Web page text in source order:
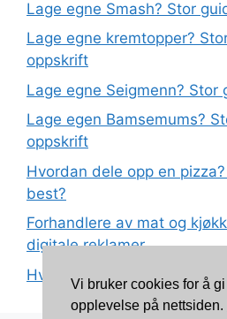
Lage egne Smash? Stor
Lage egne kremtopper?
oppskrift
Lage egne Seigmenn?
Lage egen Bamsemums?
oppskrift
Hvordan dele opp en
best?
Forhandlere av mat og
digitale reklamer
Hva betyr det at plast har
Vi bruker cookies for å
opplevelse på nettsiden.